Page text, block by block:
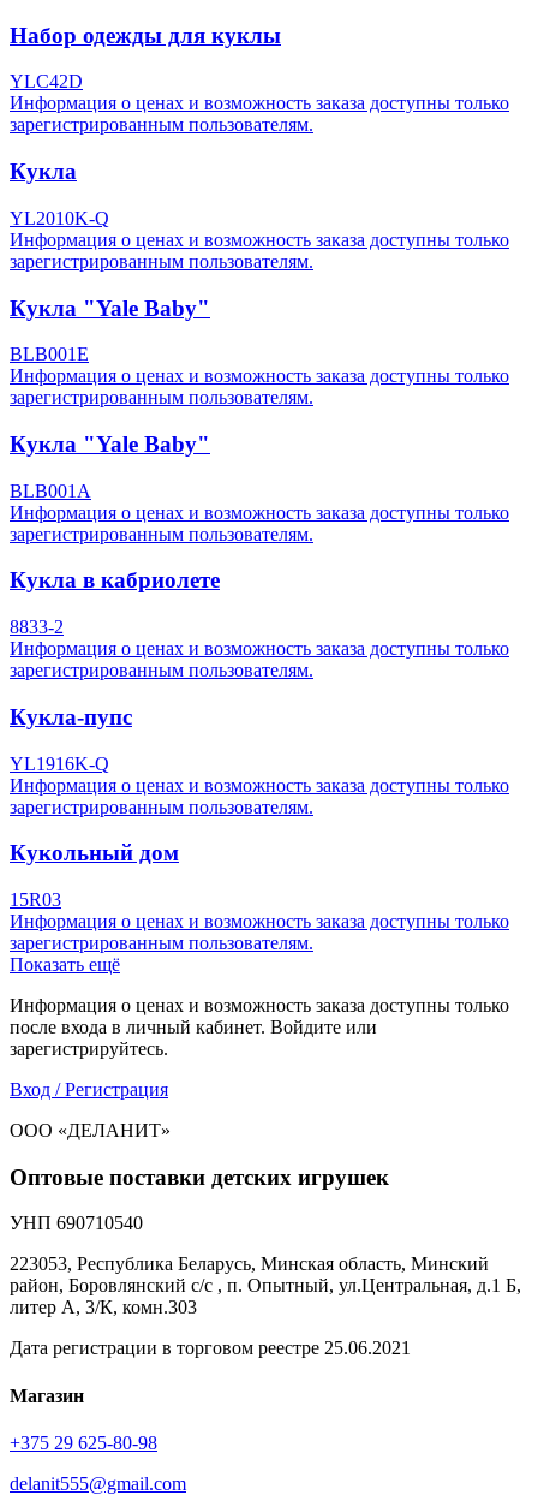
Набор одежды для куклы
YLC42D
Информация о ценах и возможность заказа доступны только
зарегистрированным пользователям.
Кукла
YL2010K-Q
Информация о ценах и возможность заказа доступны только
зарегистрированным пользователям.
Кукла "Yale Baby"
BLB001E
Информация о ценах и возможность заказа доступны только
зарегистрированным пользователям.
Кукла "Yale Baby"
BLB001A
Информация о ценах и возможность заказа доступны только
зарегистрированным пользователям.
Кукла в кабриолете
8833-2
Информация о ценах и возможность заказа доступны только
зарегистрированным пользователям.
Кукла-пупс
YL1916K-Q
Информация о ценах и возможность заказа доступны только
зарегистрированным пользователям.
Кукольный дом
15R03
Информация о ценах и возможность заказа доступны только
зарегистрированным пользователям.
Показать ещё
Информация о ценах и возможность заказа доступны только
после входа в личный кабинет. Войдите или
зарегистрируйтесь.
Вход / Регистрация
ООО «ДЕЛАНИТ»
Оптовые поставки детских игрушек
УНП 690710540
223053, Республика Беларусь, Минская область, Минский
район, Боровлянский с/с , п. Опытный, ул.Центральная, д.1 Б,
литер А, 3/К, комн.303
Дата регистрации в торговом реестре 25.06.2021
Магазин
+375 29 625-80-98
delanit555@gmail.com